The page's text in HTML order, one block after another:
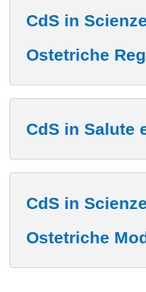
CdS in
Ostetriche
CdS in Salute
CdS in
Ostetriche